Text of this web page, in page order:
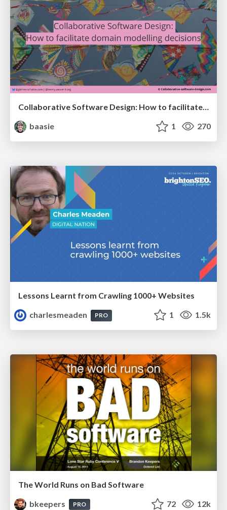
Collaborative Software Design: How to facilitate domain modelling decisions
baasie
1 270
Lessons Learnt from Crawling 1000+ Websites
charlesmeaden
PRO 1 1.5k
The World Runs on Bad Software
bkeepers
PRO 72 12k